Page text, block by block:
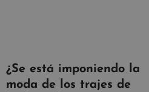
¿Se está imponiendo la
moda de los trajes de